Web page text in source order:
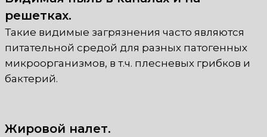
решетках.
Такие видимые загрязнения часто являются
питательной средой для разных патогенных
микроорганизмов, в т.ч. плесневых грибков и
бактерий.
Жировой налет.